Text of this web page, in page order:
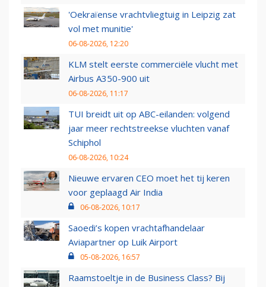
'Oekraïense vrachtvliegtuig in Leipzig zat
vol met munitie'
06-08-2026, 12:20
KLM stelt eerste commerciële vlucht met
Airbus A350-900 uit
06-08-2026, 11:17
TUI breidt uit op ABC-eilanden: volgend
jaar meer rechtstreekse vluchten vanaf
Schiphol
06-08-2026, 10:24
Nieuwe ervaren CEO moet het tij keren
voor geplaagd Air India
06-08-2026, 10:17
Saoedi’s kopen vrachtafhandelaar
Aviapartner op Luik Airport
05-08-2026, 16:57
Raamstoeltje in de Business Class? Bij